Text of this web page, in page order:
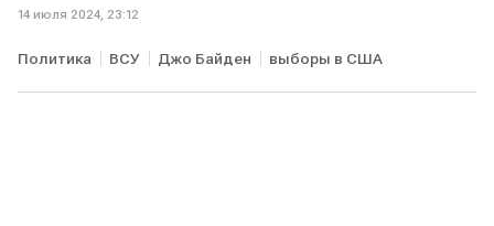
14 июля 2024, 23:12
Политика ВСУ Джо Байден выборы в США